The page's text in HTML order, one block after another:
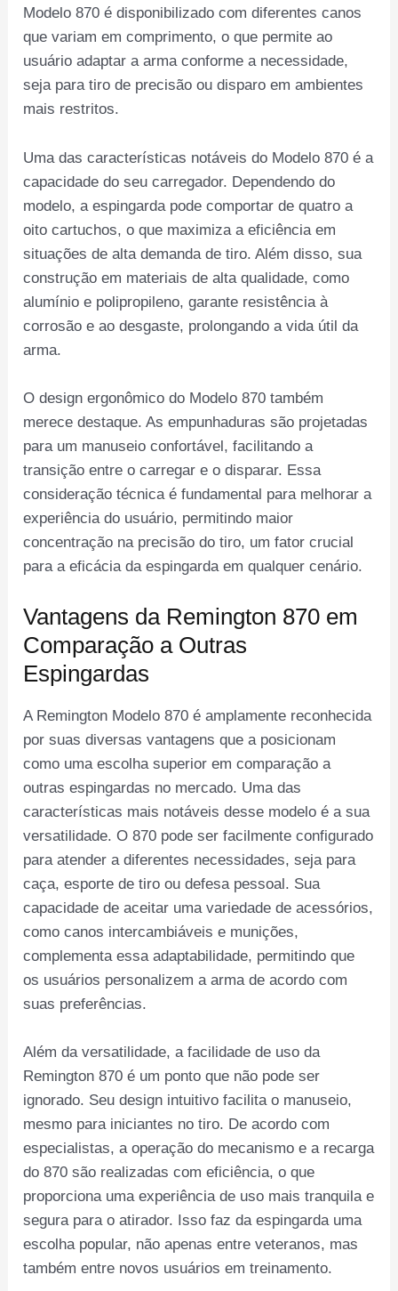
Modelo 870 é disponibilizado com diferentes canos
que variam em comprimento, o que permite ao
usuário adaptar a arma conforme a necessidade,
seja para tiro de precisão ou disparo em ambientes
mais restritos.
Uma das características notáveis do Modelo 870 é a
capacidade do seu carregador. Dependendo do
modelo, a espingarda pode comportar de quatro a
oito cartuchos, o que maximiza a eficiência em
situações de alta demanda de tiro. Além disso, sua
construção em materiais de alta qualidade, como
alumínio e polipropileno, garante resistência à
corrosão e ao desgaste, prolongando a vida útil da
arma.
O design ergonômico do Modelo 870 também
merece destaque. As empunhaduras são projetadas
para um manuseio confortável, facilitando a
transição entre o carregar e o disparar. Essa
consideração técnica é fundamental para melhorar a
experiência do usuário, permitindo maior
concentração na precisão do tiro, um fator crucial
para a eficácia da espingarda em qualquer cenário.
Vantagens da Remington 870 em
Comparação a Outras
Espingardas
A Remington Modelo 870 é amplamente reconhecida
por suas diversas vantagens que a posicionam
como uma escolha superior em comparação a
outras espingardas no mercado. Uma das
características mais notáveis desse modelo é a sua
versatilidade. O 870 pode ser facilmente configurado
para atender a diferentes necessidades, seja para
caça, esporte de tiro ou defesa pessoal. Sua
capacidade de aceitar uma variedade de acessórios,
como canos intercambiáveis e munições,
complementa essa adaptabilidade, permitindo que
os usuários personalizem a arma de acordo com
suas preferências.
Além da versatilidade, a facilidade de uso da
Remington 870 é um ponto que não pode ser
ignorado. Seu design intuitivo facilita o manuseio,
mesmo para iniciantes no tiro. De acordo com
especialistas, a operação do mecanismo e a recarga
do 870 são realizadas com eficiência, o que
proporciona uma experiência de uso mais tranquila e
segura para o atirador. Isso faz da espingarda uma
escolha popular, não apenas entre veteranos, mas
também entre novos usuários em treinamento.